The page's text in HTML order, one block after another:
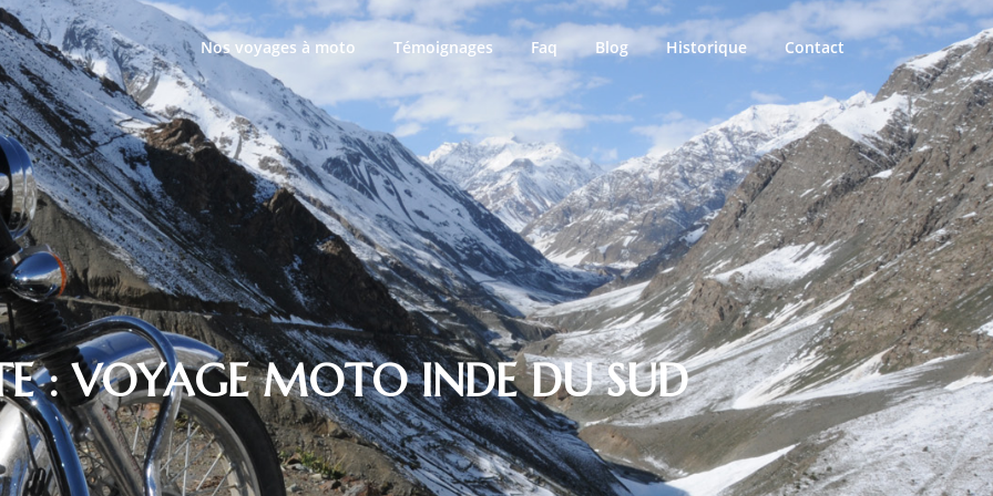
Nos voyages à moto Témoignages Faq Blog Historique Contact
:VOYAGE MOTO INDE DU SUD